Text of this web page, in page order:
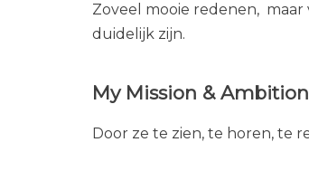
Zoveel mooie redenen,
duidelijk zijn.
My Mission & Ambition
Door ze te zien, te horen, te